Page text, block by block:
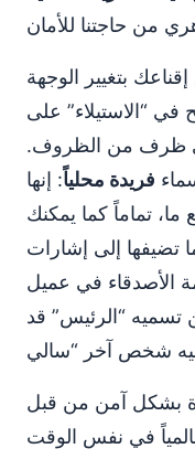
بتغيير الوجهة
في “الاستيلاء” على
ظرف من الظروف.
فريدة محلياً: إنها
ما، تماماً كما يمكنك
تضيفها إلى إشارات
الأصدقاء في عميل
تسميه “الرئيس” قد
بشكل آمن من قبل